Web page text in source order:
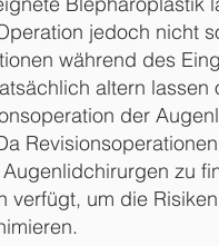
jedoch nicht
während des
altern
der
zu
verfügt, um die